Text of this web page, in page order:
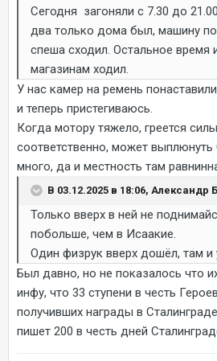
Сегодня загоняли с 7.30 до
два только дома был, машину
спеша сходил. Остальное время
магазинам ходил.
У нас камер на ремень
и теперь пристегиваюсь.
Когда мотору тяжело, греется
соответственно, может
много, да и местность там
В 03.12.2025 в 18:06, Александр
Только вверх в ней не
побольше, чем в Исаакие.
Один физрук вверх дошёл, там
Был давно, но не показалось что
инфу, что 33 ступени в честь
получивших награды в
пишет 200 в честь дней